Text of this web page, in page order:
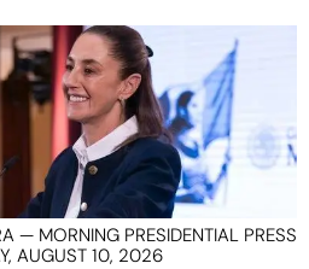
— MORNING PRESIDENTIAL PRESS
AUGUST 10, 2026